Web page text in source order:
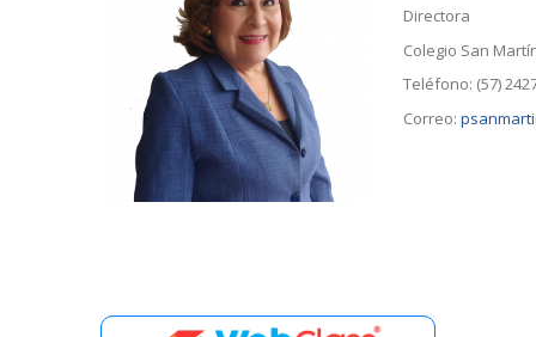
Directora
Colegio San
Teléfono: (57)
Correo: